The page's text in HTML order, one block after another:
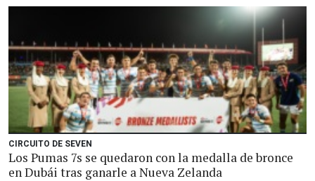
CIRCUITO DE SEVEN
Los Pumas 7s se quedaron con la medalla de bronce
en Dubái tras ganarle a Nueva Zelanda